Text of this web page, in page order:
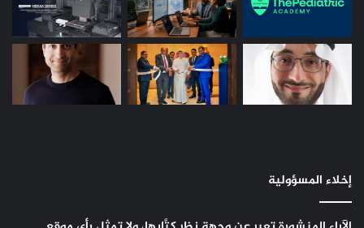
إخلاء المسؤولية